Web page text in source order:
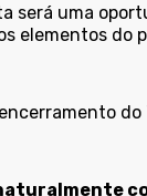
será uma
elementos
do